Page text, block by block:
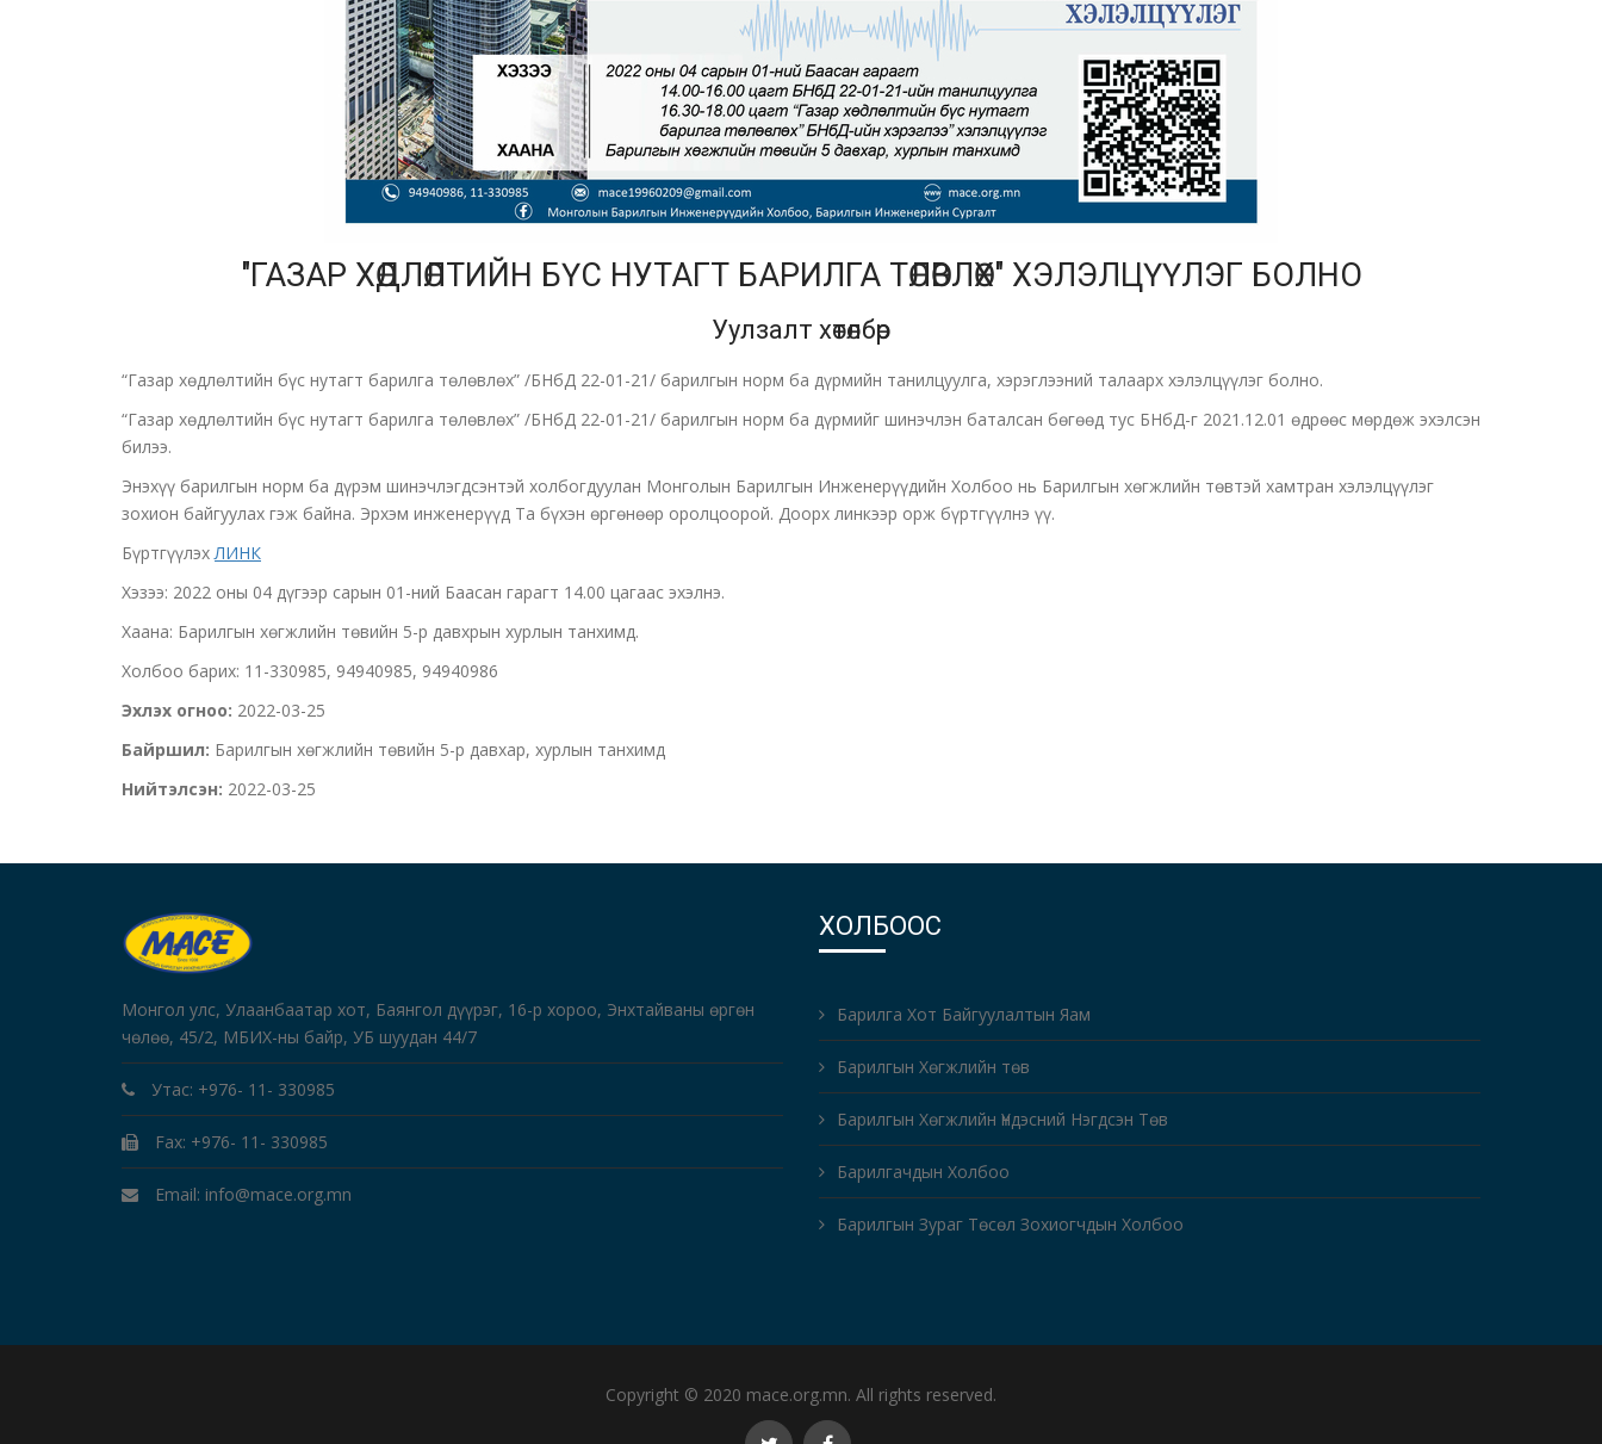
"ГАЗАР ХӨДЛӨЛТИЙН БҮС НУТАГТ БАРИЛГА ТӨЛӨВЛӨХ" ХЭЛЭЛЦҮҮЛЭГ БОЛНО
Уулзалт хөтөлбөр
“Газар хөдлөлтийн бүс нутагт барилга төлөвлөх” /БНбД 22-01-21/ барилгын норм ба дүрмийн танилцуулга, хэрэглээний талаарх хэлэлцүүлэг болно.
“Газар хөдлөлтийн бүс нутагт барилга төлөвлөх” /БНбД 22-01-21/ барилгын норм ба дүрмийг шинэчлэн баталсан бөгөөд тус БНбД-г 2021.12.01 өдрөөс мөрдөж эхэлсэн
билээ.
Энэхүү барилгын норм ба дүрэм шинэчлэгдсэнтэй холбогдуулан Монголын Барилгын Инженерүүдийн Холбоо нь Барилгын хөгжлийн төвтэй хамтран хэлэлцүүлэг
зохион байгуулах гэж байна. Эрхэм инженерүүд Та бүхэн өргөнөөр оролцоорой. Доорх линкээр орж бүртгүүлнэ үү.
БүртгүүлэхЛИНК
Хэзээ: 2022 оны 04 дүгээр сарын 01-ний Баасан гарагт 14.00 цагаас эхэлнэ.
Хаана: Барилгын хөгжлийн төвийн 5-р давхрын хурлын танхимд.
Холбоо барих: 11-330985, 94940985, 94940986
Эхлэх огноо: 2022-03-25
Байршил: Барилгын хөгжлийн төвийн 5-р давхар, хурлын танхимд
Нийтэлсэн: 2022-03-25
Монгол улс, Улаанбаатар хот, Баянгол дүүрэг, 16-р хороо, Энхтайваны өргөн
чөлөө, 45/2, МБИХ-ны байр, УБ шуудан 44/7
Утас: +976- 11- 330985
Fax: +976- 11- 330985
Email: info@mace.org.mn
ХОЛБООС
Барилга Хот Байгуулалтын Яам
Барилгын Хөгжлийн төв
Барилгын Хөгжлийн Үндэсний Нэгдсэн Төв
Барилгачдын Холбоо
Барилгын Зураг Төсөл Зохиогчдын Холбоо
Copyright © 2020 mace.org.mn. All rights reserved.